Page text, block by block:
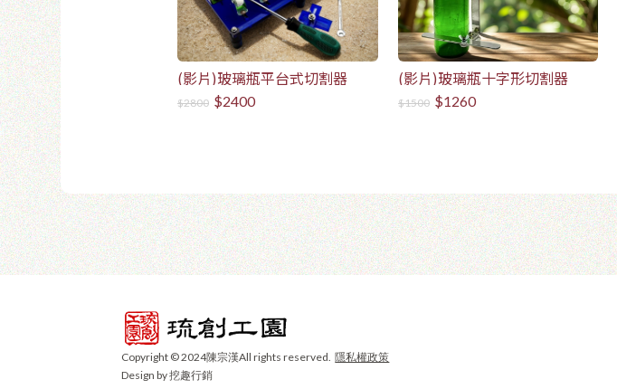
(影片)玻璃瓶平台式切割器
$2800 $2400
(影片)玻璃瓶十字形切割器
$1500 $1260
Copyright © 2024陳宗漢All rights reserved.隱私權政策
Design by 挖趣行銷